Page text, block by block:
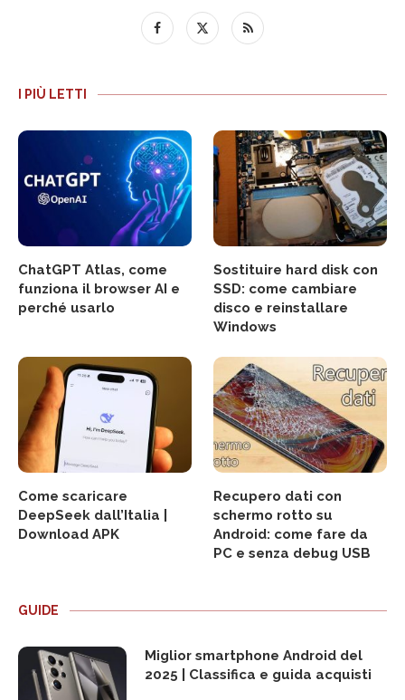
I PIÙ LETTI
ChatGPT Atlas, come
funziona il browser AI e
perché usarlo
Sostituire hard disk con
SSD: come cambiare
disco e reinstallare
Windows
Come scaricare
DeepSeek dall’Italia |
Download APK
Recupero dati con
schermo rotto su
Android: come fare da
PC e senza debug USB
GUIDE
Miglior smartphone Android del
2025 | Classifica e guida acquisti